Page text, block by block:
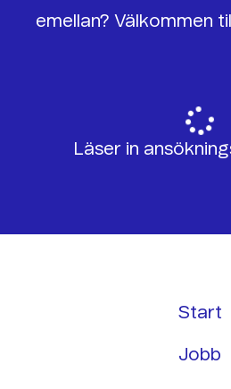
emellan? Välkommen
Läser in
Start
Jobb